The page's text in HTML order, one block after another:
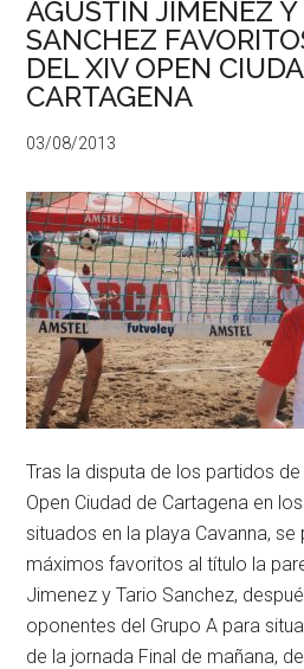
AGUSTIN JIMENEZ Y
SANCHEZ
DEL XIV OPEN
CARTAGENA
03/08/2013
Tras la disputa de los partidos
Open Ciudad de Cartagena en
situados en la playa Cavanna,
máximos favoritos al título la
Jimenez y Tario Sanchez,
oponentes del Grupo A para
de la jornada Final de mañana,